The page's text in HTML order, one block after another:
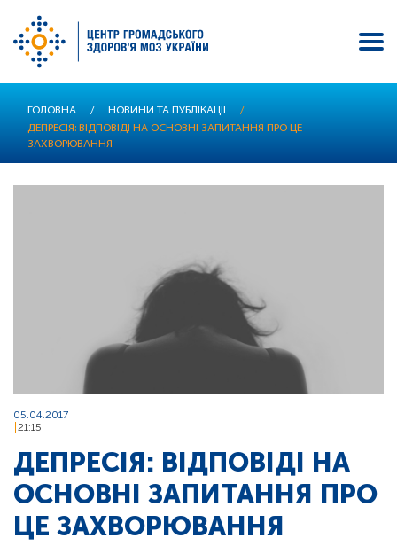
основного
ГОЛОВНА / НОВИНИ ТА ПУБЛІКАЦІЇ
/
ДЕПРЕСІЯ: ВІДПОВІДІ НА ОСНОВНІ ЗАПИТАННЯ ПРО ЦЕ
ЗАХВОРЮВАННЯ
05.04.2017
21:15
ДЕПРЕСІЯ: ВІДПОВІДІ НА
ОСНОВНІ ЗАПИТАННЯ ПРО
ЦЕ ЗАХВОРЮВАННЯ